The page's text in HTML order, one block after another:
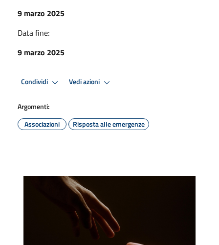
9 marzo 2025
Data fine:
9 marzo 2025
Condividi Vedi azioni
Argomenti:
Associazioni
Risposta alle emergenze